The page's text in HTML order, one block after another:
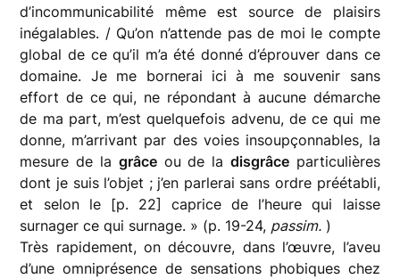
d’incommunicabilité même est source de plaisirs
inégalables. / Qu’on n’attende pas de moi le compte
global de ce qu’il m’a été donné d’éprouver dans ce
domaine. Je me bornerai ici à me souvenir sans
effort de ce qui, ne répondant à aucune démarche
de ma part, m’est quelquefois advenu, de ce qui me
donne, m’arrivant par des voies insoupçonnables, la
mesure de la grâceou de la disgrâceparticulières
dont je suis l’objet ; j’en parlerai sans ordre préétabli,
et selon le [p. 22] caprice de l’heure qui laisse
surnager ce qui surnage. » (p. 19-24, passim. )
Très rapidement, on découvre, dans l’œuvre, l’aveu
d’une omniprésence de sensations phobiques chez